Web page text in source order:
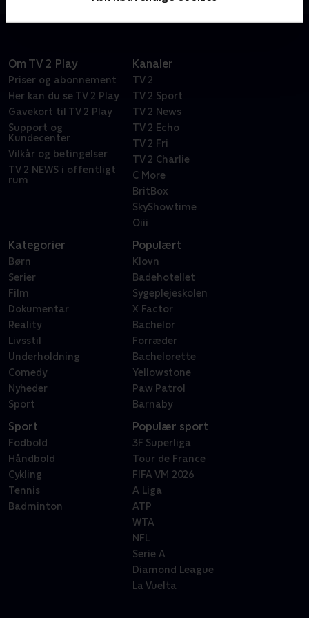
Om TV 2 Play
Priser og abonnement
Her kan du se TV 2 Play
Gavekort til TV 2 Play
Support og
Kundecenter
Vilkår og betingelser
TV 2 NEWS i offentligt
rum
Kanaler
TV 2
TV 2 Sport
TV 2 News
TV 2 Echo
TV 2 Fri
TV 2 Charlie
C More
BritBox
SkyShowtime
Oiii
Kategorier
Børn
Serier
Film
Dokumentar
Reality
Livsstil
Underholdning
Comedy
Nyheder
Sport
Populært
Klovn
Badehotellet
Sygeplejeskolen
X Factor
Bachelor
Forræder
Bachelorette
Yellowstone
Paw Patrol
Barnaby
Sport
Fodbold
Håndbold
Cykling
Tennis
Badminton
Populær sport
3F Superliga
Tour de France
FIFA VM 2026
A Liga
ATP
WTA
NFL
Serie A
Diamond League
La Vuelta